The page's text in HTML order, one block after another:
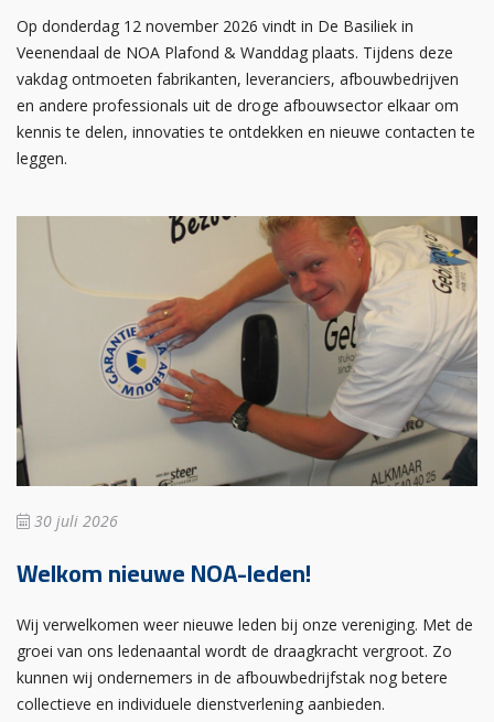
Op donderdag 12 november 2026 vindt in De Basiliek in
Veenendaal de NOA Plafond & Wanddag plaats. Tijdens deze
vakdag ontmoeten fabrikanten, leveranciers, afbouwbedrijven
en andere professionals uit de droge afbouwsector elkaar om
kennis te delen, innovaties te ontdekken en nieuwe contacten te
leggen.
30 juli 2026
Welkom nieuwe NOA-leden!
Wij verwelkomen weer nieuwe leden bij onze vereniging. Met de
groei van ons ledenaantal wordt de draagkracht vergroot. Zo
kunnen wij ondernemers in de afbouwbedrijfstak nog betere
collectieve en individuele dienstverlening aanbieden.